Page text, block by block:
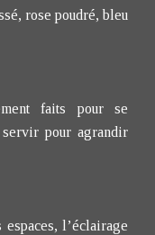
rose poudré, bleu
faits pour se
servir pour agrandir
l’éclairage